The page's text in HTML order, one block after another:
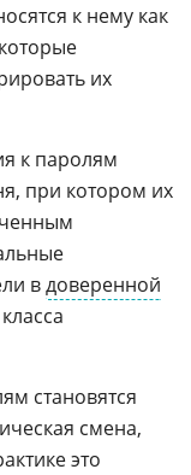
к нему как
их
к паролям
при котором их
вдоверенной
становятся
смена,
это